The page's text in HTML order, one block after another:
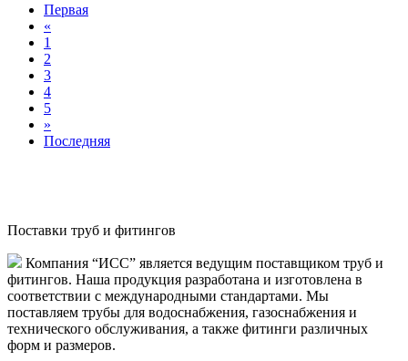
Первая
«
1
2
3
4
5
»
Последняя
Поставки труб и фитингов
Компания “ИСС” является ведущим поставщиком труб и
фитингов. Наша продукция разработана и изготовлена в
соответствии с международными стандартами. Мы
поставляем трубы для водоснабжения, газоснабжения и
технического обслуживания, а также фитинги различных
форм и размеров.